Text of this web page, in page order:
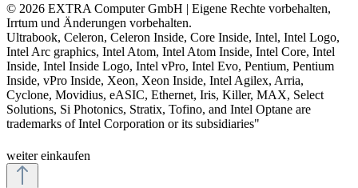
© 2026 EXTRA Computer GmbH | Eigene Rechte vorbehalten,
Irrtum und Änderungen vorbehalten.
Ultrabook, Celeron, Celeron Inside, Core Inside, Intel, Intel Logo,
Intel Arc graphics, Intel Atom, Intel Atom Inside, Intel Core, Intel
Inside, Intel Inside Logo, Intel vPro, Intel Evo, Pentium, Pentium
Inside, vPro Inside, Xeon, Xeon Inside, Intel Agilex, Arria,
Cyclone, Movidius, eASIC, Ethernet, Iris, Killer, MAX, Select
Solutions, Si Photonics, Stratix, Tofino, and Intel Optane are
trademarks of Intel Corporation or its subsidiaries"
weiter einkaufen